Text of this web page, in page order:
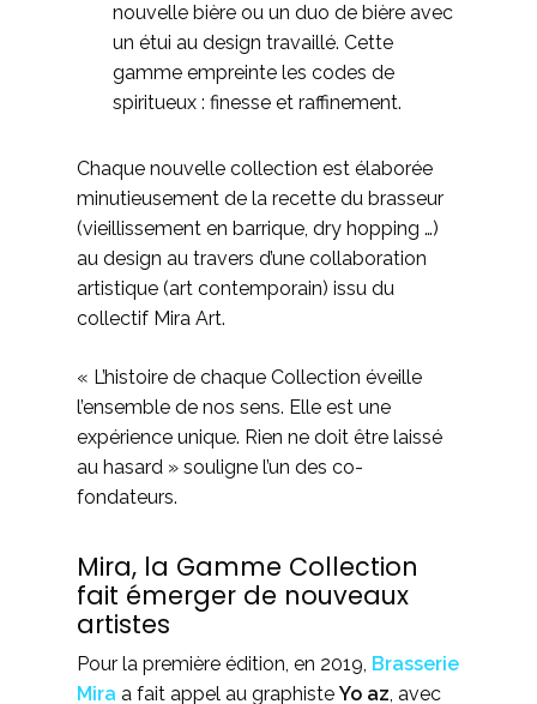
nouvelle bière ou un duo de bière avec
un étui au design travaillé. Cette
gamme empreinte les codes de
spiritueux : finesse et raffinement.
Chaque nouvelle collection est élaborée
minutieusement de la recette du brasseur
(vieillissement en barrique, dry hopping …)
au design au travers d’une collaboration
artistique (art contemporain) issu du
collectif Mira Art.
« L’histoire de chaque Collection éveille
l’ensemble de nos sens. Elle est une
expérience unique. Rien ne doit être laissé
au hasard » souligne l’un des co-
fondateurs.
Mira, la Gamme Collection
fait émerger de nouveaux
artistes
Pour la première édition, en 2019, Brasserie
Mira a fait appel au graphiste Yo az, avec